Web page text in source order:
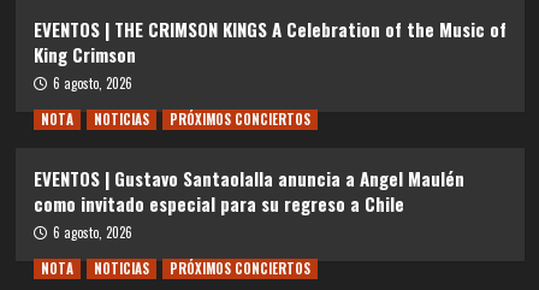
EVENTOS | THE CRIMSON KINGS A Celebration of the Music of
King Crimson
6 agosto, 2026
NOTA
NOTICIAS PRÓXIMOS CONCIERTOS
EVENTOS | Gustavo Santaolalla anuncia a Angel Maulén
como invitado especial para su regreso a Chile
6 agosto, 2026
NOTA
NOTICIAS PRÓXIMOS CONCIERTOS